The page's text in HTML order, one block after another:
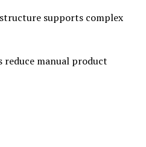
supports complex
manual product